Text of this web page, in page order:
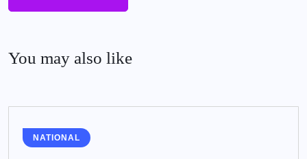
You may also like
NATIONAL